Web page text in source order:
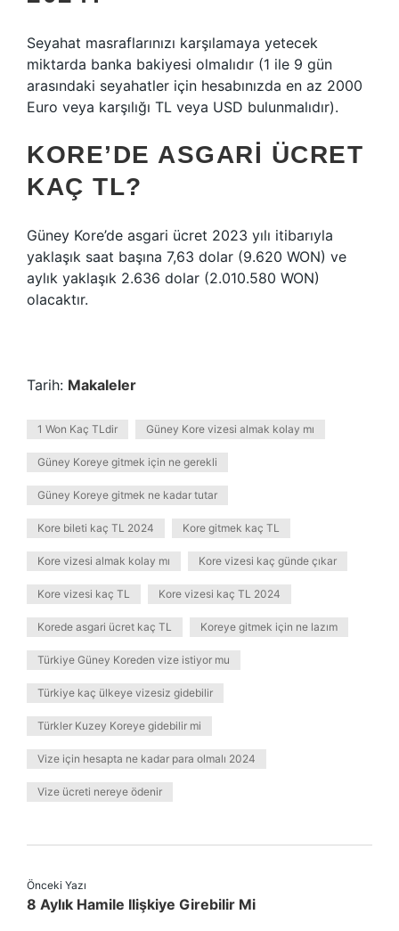
Seyahat masraflarınızı karşılamaya yetecek
miktarda banka bakiyesi olmalıdır (1 ile 9 gün
arasındaki seyahatler için hesabınızda en az 2000
Euro veya karşılığı TL veya USD bulunmalıdır).
KORE’DE ASGARI ÜCRET
KAÇ TL?
Güney Kore’de asgari ücret 2023 yılı itibarıyla
yaklaşık saat başına 7,63 dolar (9.620 WON) ve
aylık yaklaşık 2.636 dolar (2.010.580 WON)
olacaktır.
Tarih: Makaleler
1 Won Kaç TLdir Güney Kore vizesi almak kolay mı
Güney Koreye gitmek için ne gerekli
Güney Koreye gitmek ne kadar tutar
Kore bileti kaç TL 2024 Kore gitmek kaç TL
Kore vizesi almak kolay mı Kore vizesi kaç günde çıkar
Kore vizesi kaç TL Kore vizesi kaç TL 2024
Korede asgari ücret kaç TL Koreye gitmek için ne lazım
Türkiye Güney Koreden vize istiyor mu
Türkiye kaç ülkeye vizesiz gidebilir
Türkler Kuzey Koreye gidebilir mi
Vize için hesapta ne kadar para olmalı 2024
Vize ücreti nereye ödenir
Önceki Yazı
8 Aylık Hamile Ilişkiye Girebilir Mi